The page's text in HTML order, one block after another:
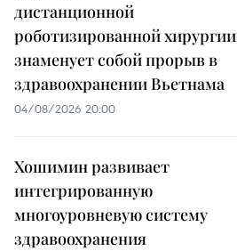
дистанционной
роботизированной хирургии
знаменует собой прорыв в
здравоохранении Вьетнама
04/08/2026 20:00
Хошимин развивает
интегрированную
многоуровневую систему
здравоохранения